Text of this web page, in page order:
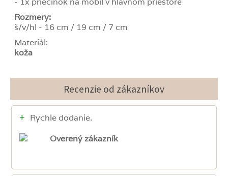
Rozmery:
š/v/hl - 16 cm / 19 cm / 7 cm
Materiál:
koža
Recenzie od zákazníkov
+ Rychle dodanie.
Overený zákazník